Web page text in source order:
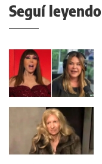
Seguí leyendo